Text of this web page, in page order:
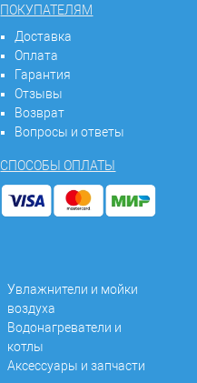
ПОКУПАТЕЛЯМ
Доставка
Оплата
Гарантия
Отзывы
Возврат
Вопросы и ответы
СПОСОБЫ ОПЛАТЫ
Увлажнители и мойки
воздуха
Водонагреватели и
котлы
Аксессуары и запчасти